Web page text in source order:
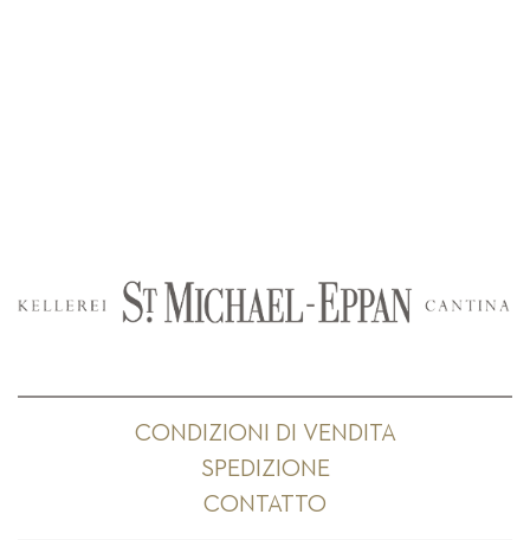
CONDIZIONI DI VENDITA
SPEDIZIONE
CONTATTO